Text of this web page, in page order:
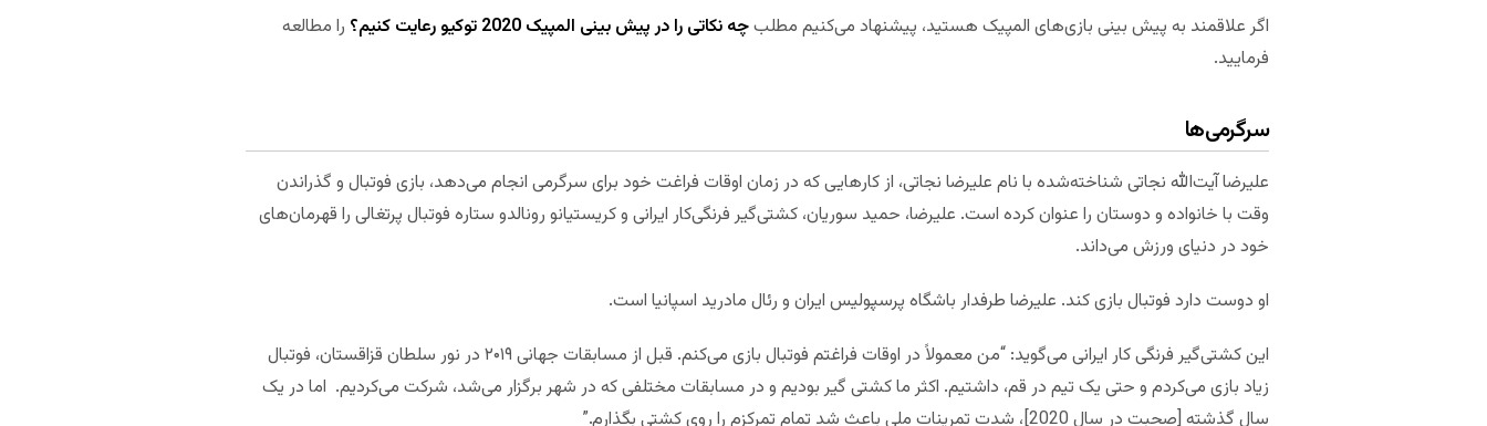
اگر علاقمند به پیش بینی بازی‌های المپیک هستید، پیشنهاد می‌کنیم مطلبچه نکاتی را در پیش بینی المپیک 2020 توکیو رعایت کنیم؟
را مطالعه
فرمایید.
سرگرمی‌ها
علیرضا آیت‌الله نجاتی شناخته‌شده با نام علیرضا نجاتی، از کارهایی که در زمان اوقات فراغت خود برای سرگرمی انجام می‌دهد، بازی فوتبال و گذراندن
وقت با خانواده و دوستان را عنوان کرده است. علیرضا، حمید سوریان، کشتی‌گیر فرنگی‌کار ایرانی و کریستیانو رونالدو ستاره فوتبال پرتغالی را قهرمان‌های
خود در دنیای ورزش می‌داند.
او دوست دارد فوتبال بازی کند. علیرضا طرفدار باشگاه پرسپولیس ایران و رئال مادرید اسپانیا است.
این کشتی‌گیر فرنگی کار ایرانی می‌گوید: “من معمولاً در اوقات فراغتم فوتبال بازی می‌کنم. قبل از مسابقات جهانی ۲۰۱۹ در نور سلطان قزاقستان، فوتبال
زیاد بازی می‌کردم و حتی یک تیم در قم، داشتیم. اکثر ما کشتی گیر بودیم و در مسابقات مختلفی که در شهر برگزار می‌شد، شرکت می‌کردیم. اما در یک
سال گذشته [صحبت در سال 2020]، شدت تمرینات ملی باعث شد تمام تمرکزم را روی کشتی بگذارم.”